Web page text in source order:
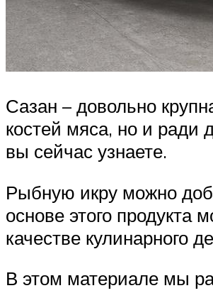
Сазан – довольно
костей мяса, но и ради
вы сейчас узнаете.
Рыбную икру можно
основе этого продукта
качестве кулинарного
В этом материале мы